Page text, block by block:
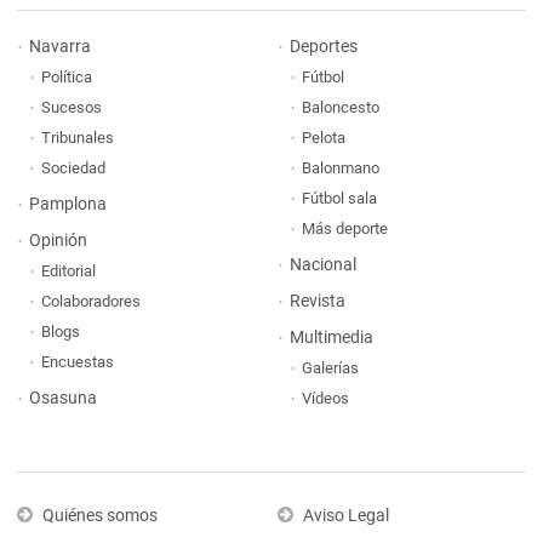
Navarra
Política
Sucesos
Tribunales
Sociedad
Pamplona
Opinión
Editorial
Colaboradores
Blogs
Encuestas
Osasuna
Deportes
Fútbol
Baloncesto
Pelota
Balonmano
Fútbol sala
Más deporte
Nacional
Revista
Multimedia
Galerías
Vídeos
Quiénes somos Aviso Legal